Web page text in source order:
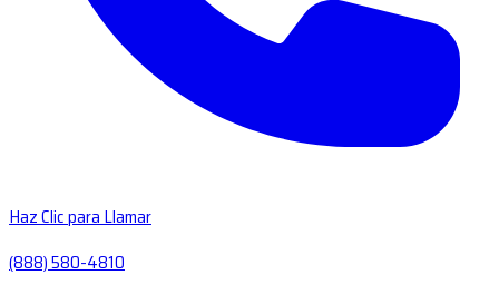
Haz Clic para Llamar
(888) 580-4810